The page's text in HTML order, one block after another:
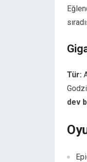
Tür:
dev